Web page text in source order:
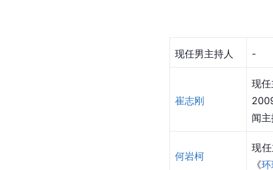
现任男主持人 -
崔志刚
现
闻
何岩柯
现
《